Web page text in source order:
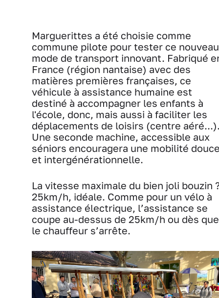
Marguerittes a été choisie comme
commune pilote pour tester ce nouveau
mode de transport innovant. Fabriqué
France (région nantaise) avec des
matières premières françaises, ce
véhicule à assistance humaine est
destiné à accompagner les enfants à
l'école, donc, mais aussi à faciliter les
déplacements de loisirs (centre
Une seconde machine, accessible aux
séniors encouragera une mobilité
et intergénérationnelle.
La vitesse maximale du bien joli bouzin
25km/h, idéale. Comme pour un vélo à
assistance électrique, l’assistance se
coupe au-dessus de 25km/h ou dès que
le chauffeur s’arrête.